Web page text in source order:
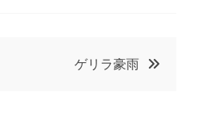
ゲリラ豪雨